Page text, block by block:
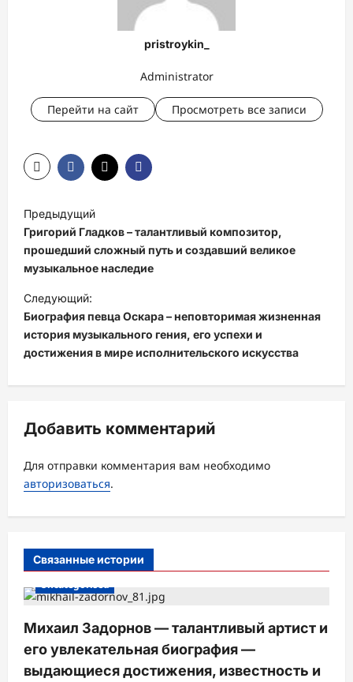
pristroykin_
Administrator
Перейти на сайт Просмотреть все записи
а
в
и
г
а
ц
з
п
и
с
и
Предыдущий
Григорий Гладков – талантливый композитор,
прошедший сложный путь и создавший великое
музыкальное наследие
Следующий:
Биография певца Оскара – неповторимая жизненная
история музыкального гения, его успехи и
достижения в мире исполнительского искусства
Добавить комментарий
Для отправки комментария вам необходимо
авторизоваться.
Связанные истории
Uncategorised
Михаил Задорнов — талантливый артист и
его увлекательная биография —
выдающиеся достижения, известность и